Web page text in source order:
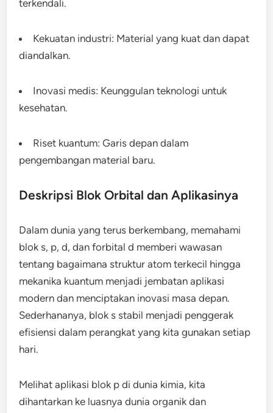
terkendali.
Kekuatan industri: Material yang kuat dan dapat
diandalkan.
Inovasi medis: Keunggulan teknologi untuk
kesehatan.
Riset kuantum: Garis depan dalam
pengembangan material baru.
Deskripsi Blok Orbital dan Aplikasinya
Dalam dunia yang terus berkembang, memahami
blok s, p, d, dan forbital d memberi wawasan
tentang bagaimana struktur atom terkecil hingga
mekanika kuantum menjadi jembatan aplikasi
modern dan menciptakan inovasi masa depan.
Sederhananya, blok s stabil menjadi penggerak
efisiensi dalam perangkat yang kita gunakan setiap
hari.
Melihat aplikasi blok p di dunia kimia, kita
dihantarkan ke luasnya dunia organik dan